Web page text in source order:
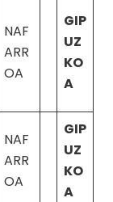
NAF
ARR
OA
GIP
UZ
KO
A
NAF
ARR
OA
GIP
UZ
KO
A